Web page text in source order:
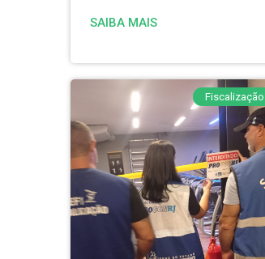
SAIBA MAIS
Fiscalização